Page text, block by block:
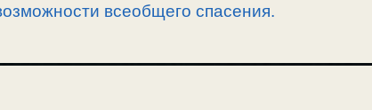
всеобщего спасения.